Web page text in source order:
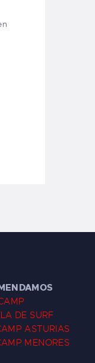
DE SURF
ASTURIAS
MENORES